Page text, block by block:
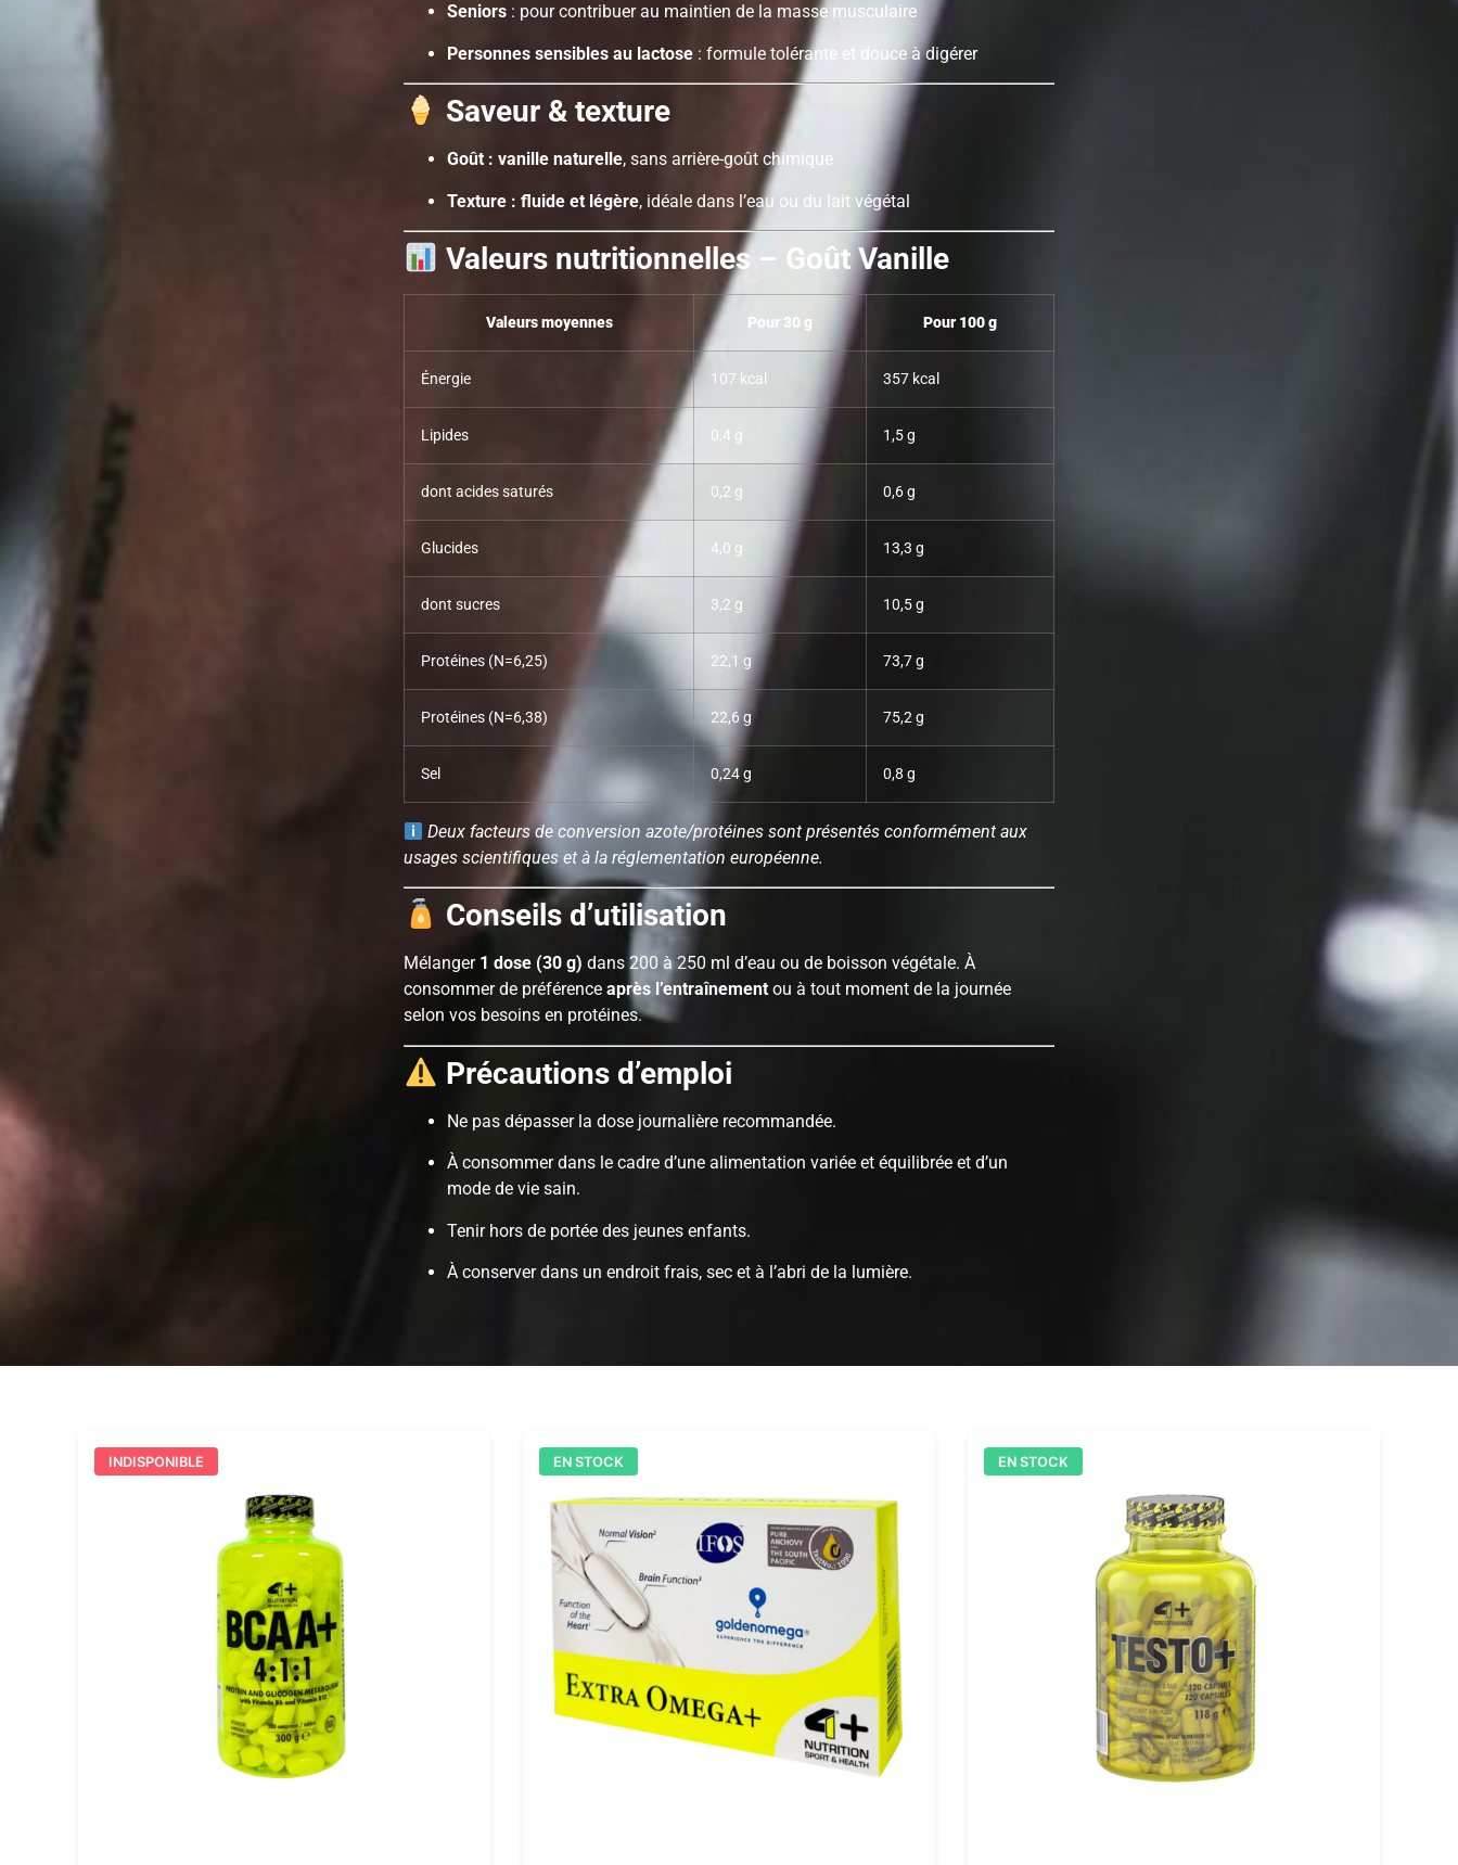
Seniors : pour contribuer au maintien de la masse musculaire
Personnes sensibles au lactose : formule tolérante et douce à digérer
Saveur & texture
Goût : vanille naturelle, sans arrière-goût chimique
Texture : fluide et légère, idéale dans l’eau ou du lait végétal
Valeurs nutritionnelles – Goût Vanille
Valeurs moyennes Pour 30 g Pour 100 g
Énergie 107 kcal 357 kcal
Lipides 0,4 g 1,5 g
dont acides saturés 0,2 g 0,6 g
Glucides 4,0 g 13,3 g
dont sucres 3,2 g 10,5 g
Protéines (N=6,25) 22,1 g 73,7 g
Protéines (N=6,38) 22,6 g 75,2 g
Sel 0,24 g 0,8 g
Deux facteurs de conversion azote/protéines sont présentés conformément aux
usages scientifiques et à la réglementation européenne.
Conseils d’utilisation
Mélanger 1 dose (30 g) dans 200 à 250 ml d’eau ou de boisson végétale. À
consommer de préférence après l’entraînement ou à tout moment de la journée
selon vos besoins en protéines.
Précautions d’emploi
Ne pas dépasser la dose journalière recommandée.
À consommer dans le cadre d’une alimentation variée et équilibrée et d’un
mode de vie sain.
Tenir hors de portée des jeunes enfants.
À conserver dans un endroit frais, sec et à l’abri de la lumière.
INDISPONIBLE EN STOCK EN STOCK